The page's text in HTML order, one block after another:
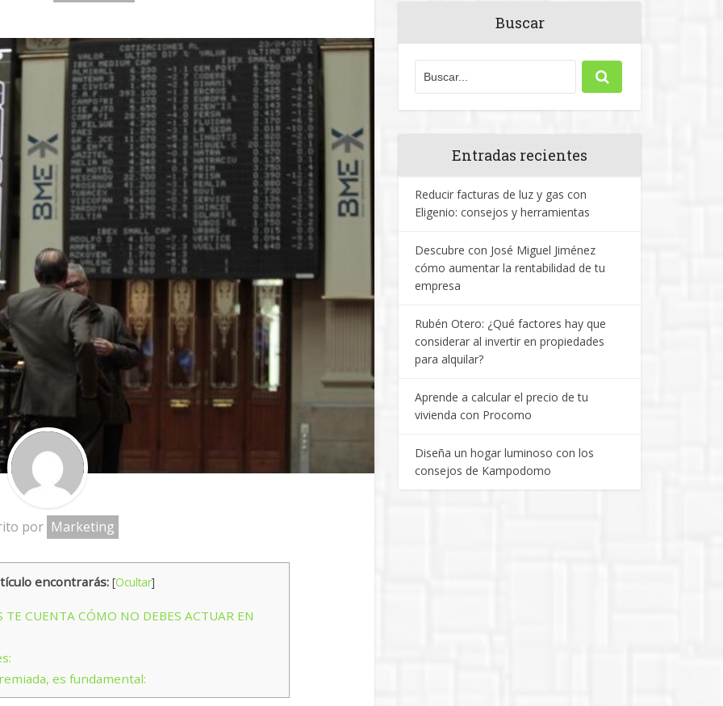
por Marketing
encontrarás: [Ocultar]
CUENTA CÓMO NO DEBES ACTUAR EN
es fundamental:
Buscar
Entradas recientes
Reducir facturas de luz y gas con
Eligenio: consejos y herramientas
Descubre con José Miguel Jiménez
cómo aumentar la rentabilidad de tu
empresa
Rubén Otero: ¿Qué factores hay que
considerar al invertir en propiedades
para alquilar?
Aprende a calcular el precio de tu
vivienda con Procomo
Diseña un hogar luminoso con los
consejos de Kampodomo